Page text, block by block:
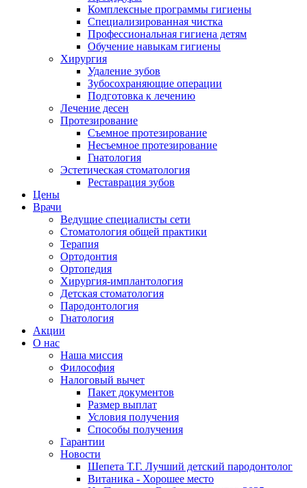
Комплексные программы гигиены
Специализированная чистка
Профессиональная гигиена детям
Обучение навыкам гигиены
Хирургия
Удаление зубов
Зубосохраняющие операции
Подготовка к лечению
Лечение десен
Протезирование
Съемное протезирование
Несъемное протезирование
Гнатология
Эстетическая стоматология
Реставрация зубов
Цены
Врачи
Ведущие специалисты сети
Стоматология общей практики
Терапия
Ортодонтия
Ортопедия
Хирургия-имплантология
Детская стоматология
Пародонтология
Гнатология
Акции
О нас
Наша миссия
Философия
Налоговый вычет
Пакет документов
Размер выплат
Условия получения
Способы получения
Гарантии
Новости
Шепета Т.Г. Лучший детский пародонтолог
Витаника - Хорошее место